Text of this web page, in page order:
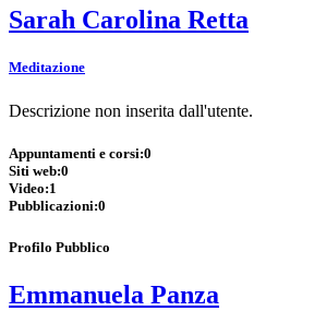
Sarah Carolina Retta
Meditazione
Descrizione non inserita dall'utente.
Appuntamenti e corsi:0
Siti web:0
Video:1
Pubblicazioni:0
Profilo Pubblico
Emmanuela Panza